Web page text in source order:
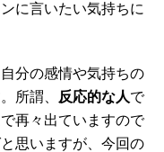
に言いたい気持ちに
分の感情や気持ちの
所謂、
反応的な人で
再々出ていますので
思いますが、今回の